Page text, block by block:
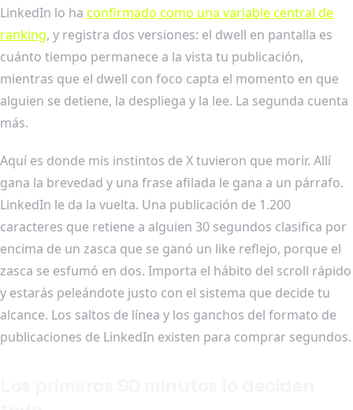
LinkedIn lo ha confirmado como una variable central de
ranking, y registra dos versiones: el dwell en pantalla es
cuánto tiempo permanece a la vista tu publicación,
mientras que el dwell con foco capta el momento en que
alguien se detiene, la despliega y la lee. La segunda cuenta
más.
Aquí es donde mis instintos de X tuvieron que morir. Allí
gana la brevedad y una frase afilada le gana a un párrafo.
LinkedIn le da la vuelta. Una publicación de 1.200
caracteres que retiene a alguien 30 segundos clasifica por
encima de un zasca que se ganó un like reflejo, porque el
zasca se esfumó en dos. Importa el hábito del scroll rápido
y estarás peleándote justo con el sistema que decide tu
alcance. Los saltos de línea y los ganchos del formato de
publicaciones de LinkedIn existen para comprar segundos.